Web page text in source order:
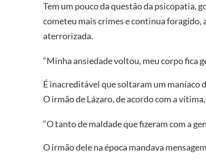
Tem um pouco da questão da psicopatia,
cometeu mais crimes e continua
aterrorizada.
“Minha ansiedade voltou, meu corpo fica
É inacreditável que soltaram um maníaco
O irmão de Lázaro, de acordo com a
“O tanto de maldade que fizeram com a
O irmão dele na época mandava